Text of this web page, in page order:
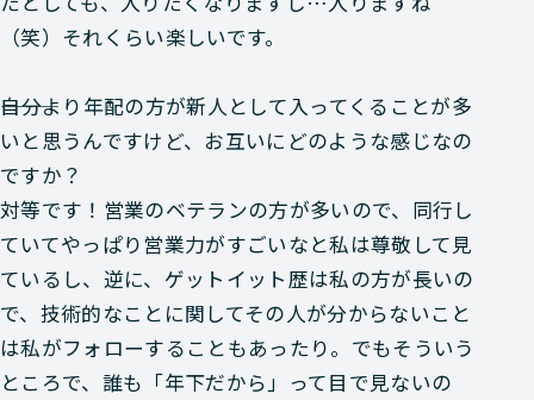
（笑）それくらい楽しいです。
―――自分より年配の方が新人として入ってくることが多
いと思うんですけど、お互いにどのような感じなの
ですか？
対等です！営業のベテランの方が多いので、同行し
ていてやっぱり営業力がすごいなと私は尊敬して見
ているし、逆に、ゲットイット歴は私の方が長いの
で、技術的なことに関してその人が分からないこと
は私がフォローすることもあったり。でもそういう
ところで、誰も「年下だから」って目で見ないの